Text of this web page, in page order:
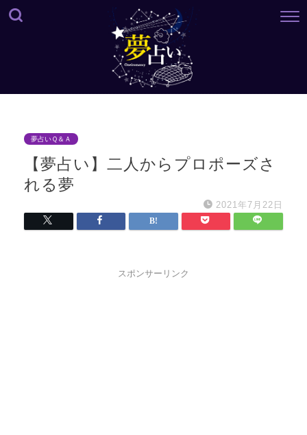
夢占いＱ＆Ａ
【夢占い】二人からプロポーズさ
れる夢
2021年7月22日
スポンサーリンク